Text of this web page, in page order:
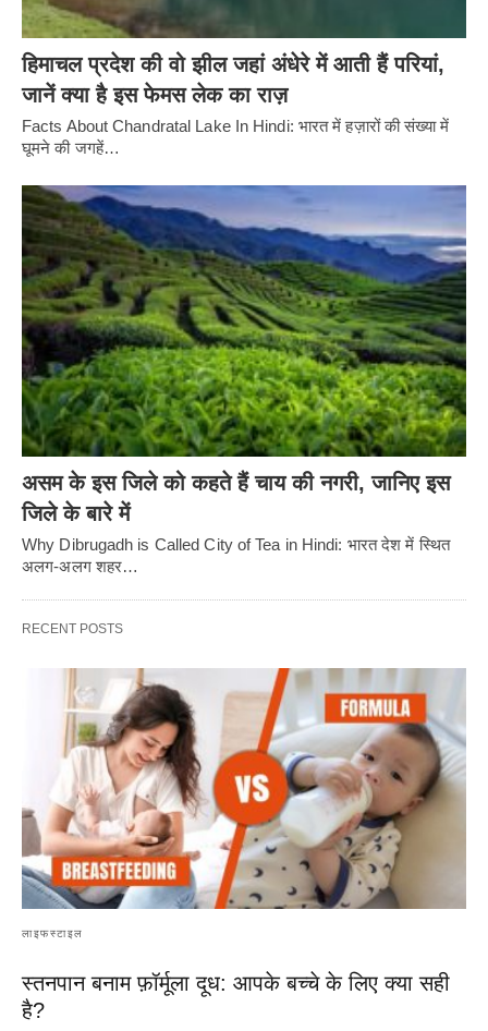
हिमाचल प्रदेश की वो झील जहां अंधेरे में आती हैं परियां,
जानें क्या है इस फेमस लेक का राज़
Facts About Chandratal Lake In Hindi: भारत में हज़ारों की संख्या में
घूमने की जगहें…
असम के इस जिले को कहते हैं चाय की नगरी, जानिए इस
जिले के बारे में
Why Dibrugadh is Called City of Tea in Hindi: भारत देश में स्थित
अलग-अलग शहर…
RECENT POSTS
लाइफस्टाइल
स्तनपान बनाम फ़ॉर्मूला दूध: आपके बच्चे के लिए क्या सही
है?